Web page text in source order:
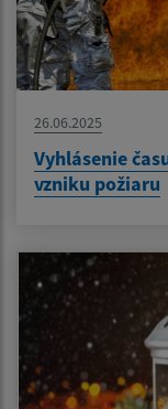
26.06.2025
Vyhlásenie
vzniku požiaru